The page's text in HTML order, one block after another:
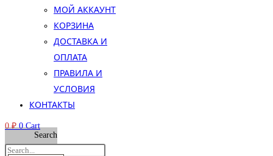
МОЙ АККАУНТ
КОРЗИНА
ДОСТАВКА И
ОПЛАТА
ПРАВИЛА И
УСЛОВИЯ
КОНТАКТЫ
0₽ 0 Cart
Search